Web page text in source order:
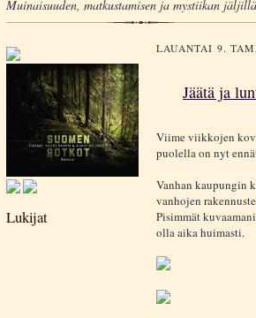
Muinaisuuden, matkustamisen ja mystiikan
Lukijat
LAUANTAI 9.
Jäätä ja
Viime viikkojen
puolella on nyt
Vanhan kaupungin
vanhojen
Pisimmät
olla aika huimasti.